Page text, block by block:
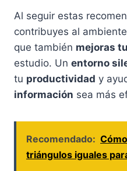
Al seguir estas
contribuyes al
que también mejoras
estudio. Un entorno
tu productividad y
información sea más
Recomendado:
triángulos iguales